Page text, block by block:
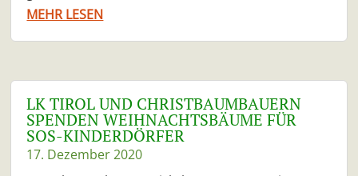
MEHR LESEN
LK TIROL UND CHRISTBAUMBAUERN
SPENDEN WEIHNACHTSBÄUME FÜR
SOS-KINDERDÖRFER
17. Dezember 2020